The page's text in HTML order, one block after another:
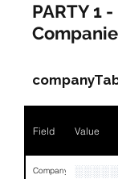
PARTY 1
Field Value
Company